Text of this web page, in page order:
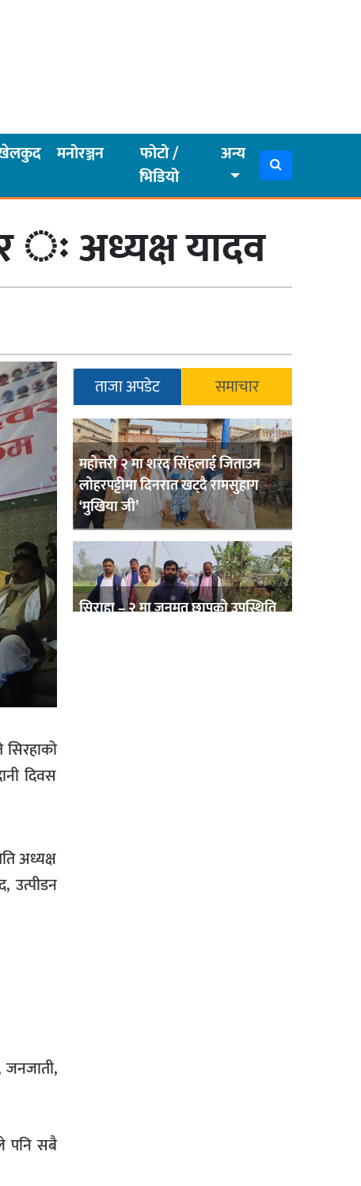
मनोरञ्जन
फोटो /
भिडियो
अन्य
ः अध्यक्ष यादव
दिवस
अध्यक्ष
उत्पीडन
जनजाती,
पनि सबै
ताजा अपडेट समाचार
महोत्तरी २ मा शरद सिंहलाई जिताउन
लोहरपट्टीमा दिनरात खट्दै रामसुहाग
‘मुखिया जी’
सिराहा – २ मा जनमत छापको उपस्थिति